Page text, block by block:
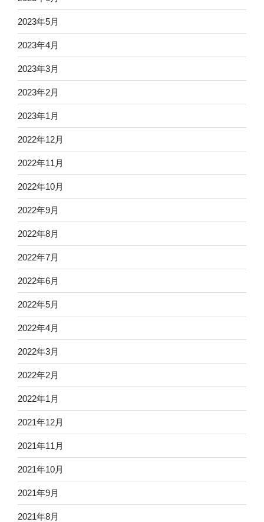
2023年5月
2023年4月
2023年3月
2023年2月
2023年1月
2022年12月
2022年11月
2022年10月
2022年9月
2022年8月
2022年7月
2022年6月
2022年5月
2022年4月
2022年3月
2022年2月
2022年1月
2021年12月
2021年11月
2021年10月
2021年9月
2021年8月